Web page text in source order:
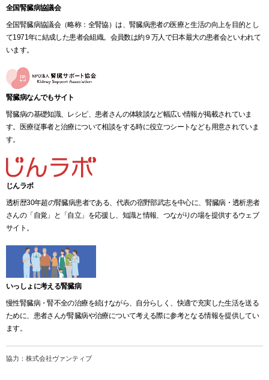
全国腎臓病協議会
全国腎臓病協議会（略称：全腎協）は、腎臓病患者の医療と生活の向上を目的とし
て1971年に結成した患者会組織。会員数は約９万人で日本最大の患者会といわれて
います。
腎臓病なんでもサイト
腎臓病の基礎知識、レシピ、患者さんの体験談など幅広い情報が掲載されていま
す。医療従事者と治療について相談をする時に役立つシートなども用意されていま
す。
じんラボ
透析歴30年超の腎臓病患者である、代表の宿野部武志を中心に、腎臓病・透析患者
さんの「自覚」と「自立」を応援し、知識と情報、つながりの場を提供するウェブ
サイト。
いっしょに考える腎臓病
慢性腎臓病・腎不全の治療を続けながら、自分らしく、快適で充実した生活を送る
ために、患者さんが腎臓病や治療について考える際に参考となる情報を提供してい
ます。
協力：株式会社ヴァンティブ